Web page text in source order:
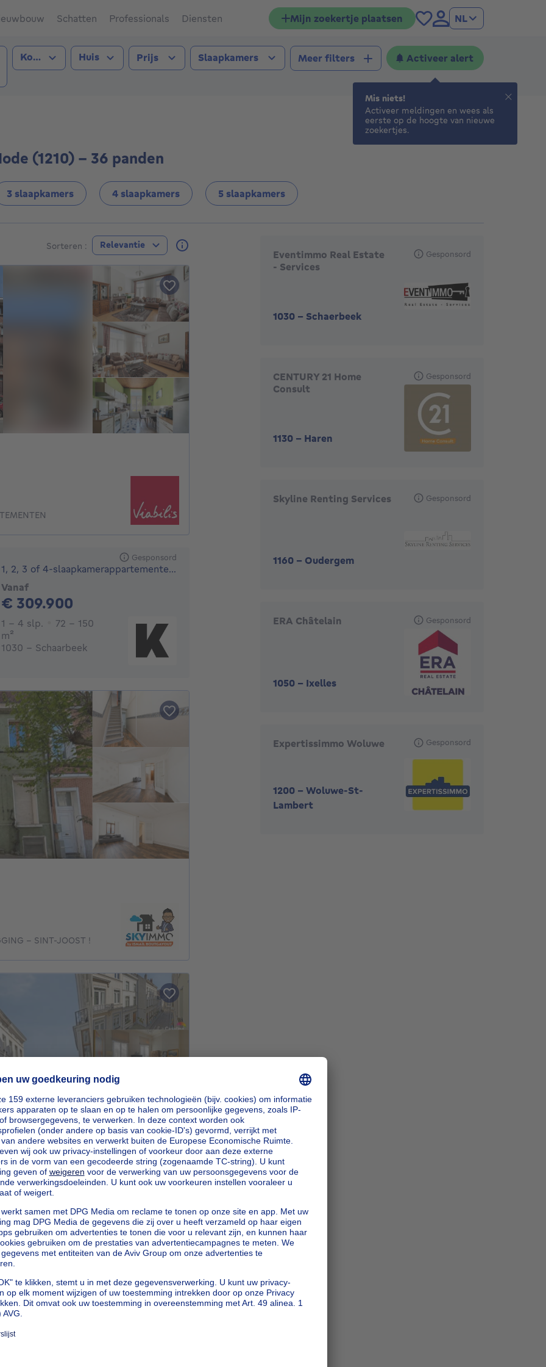
Schatten Professionals Diensten Mijn zoekertje plaatsen NL
ten-Node (1210))
Type transactie
Kopen Type pand
Huis Prijs Slaapkamers Meer filters Activeer alert
(1210) - 36 panden
3 slaapkamers 4 slaapkamers 5 slaapkamers
Sorteren : Relevantie
Gesponsord
1, 2, 3 of 4-slaapkamerappartementen nabij Mediapark Brussel
Vanaf
€ 309.900
1 - 4 Slaapkamers
1 - 4 slp.
72 - 150
m²
1030 - Schaarbeek
- SINT-JOOST !
Aanbevolen agentschappen
Eventimmo Real Estate
- Services
1030 - Schaerbeek
Gesponsord
CENTURY 21 Home
Consult
1130 - Haren
Gesponsord
Skyline Renting Services
1160 - Oudergem
Gesponsord
ERA Châtelain
1050 - Ixelles
Gesponsord
Expertissimmo Woluwe
1200 - Woluwe-St-
Lambert
Gesponsord
Mis niets!
Activeer meldingen en wees als
eerste op de hoogte van nieuwe
zoekertjes.